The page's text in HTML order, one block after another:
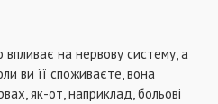
на нервову систему, а
ви її споживаєте, вона
як-от, наприклад, больові